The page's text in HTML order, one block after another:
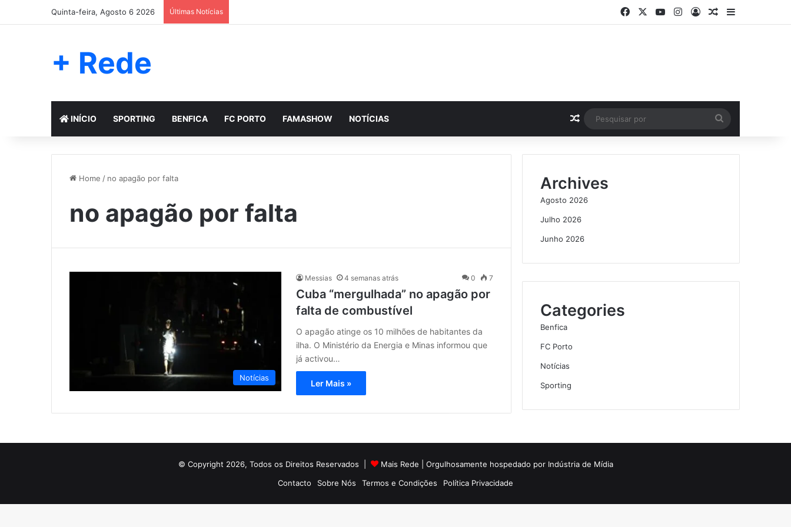
Quinta-feira, Agosto 6 2026 Últimas Notícias FacebookYouTubeInstagram
Log InArtigo Aleatório
Sidebar
+ Rede
INÍCIO SPORTING BENFICA FC PORTO FAMASHOW NOTÍCIAS Artigo Aleatório
por
Home / no apagão por falta
no apagão por falta
Notícias
Messias 4 semanas atrás 0 7
Cuba “mergulhada” no apagão por
falta de combustível
O apagão atinge os 10 milhões de habitantes da
ilha. O Ministério da Energia e Minas informou que
já activou…
Ler Mais »
Archives
Agosto 2026
Julho 2026
Junho 2026
Categories
Benfica
FC Porto
Notícias
Sporting
© Copyright 2026, Todos os Direitos Reservados | Mais Rede | Orgulhosamente hospedado por Indústria de Mídia
Contacto
Sobre Nós Termos e Condições Política Privacidade